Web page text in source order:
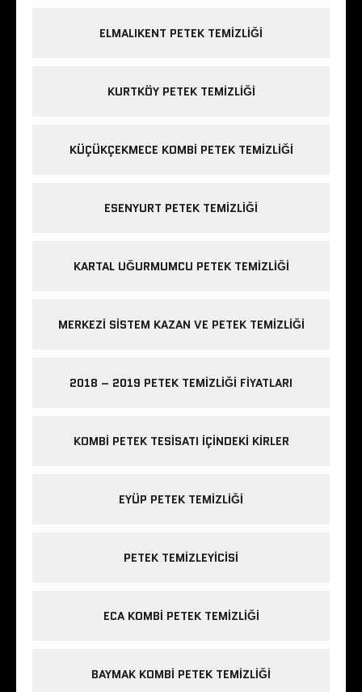
ELMALIKENT PETEK TEMIZLIĞI
KURTKÖY PETEK TEMIZLIĞI
KÜÇÜKÇEKMECE KOMBI PETEK TEMIZLIĞI
ESENYURT PETEK TEMIZLIĞI
KARTAL UĞURMUMCU PETEK TEMIZLIĞI
MERKEZI SISTEM KAZAN VE PETEK TEMIZLIĞI
2018 – 2019 PETEK TEMIZLIĞI FIYATLARI
KOMBI PETEK TESISATI IÇINDEKI KIRLER
EYÜP PETEK TEMIZLIĞI
PETEK TEMIZLEYICISI
ECA KOMBI PETEK TEMIZLIĞI
BAYMAK KOMBI PETEK TEMIZLIĞI